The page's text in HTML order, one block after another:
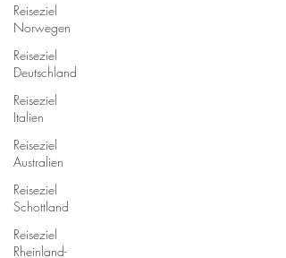
Reiseziel
Norwegen
Reiseziel
Deutschland
Reiseziel
Italien
Reiseziel
Australien
Reiseziel
Schottland
Reiseziel
Rheinland-